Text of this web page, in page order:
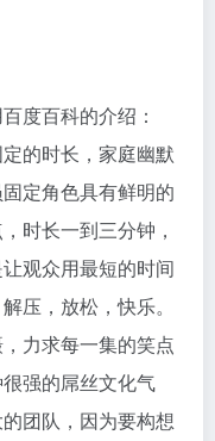
度百科的介绍：
的时长，家庭幽默
定角色具有鲜明的
时长一到三分钟，
观众用最短的时间
压，放松，快乐。
力求每一集的笑点
强的屌丝文化气
团队，因为要构想